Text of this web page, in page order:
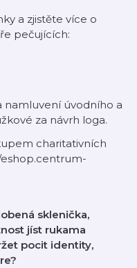
a zjistěte více o
pečujících:
namluvení úvodního a
za návrh loga.
charitativních
sklenička,
jíst rukama
pocit identity,